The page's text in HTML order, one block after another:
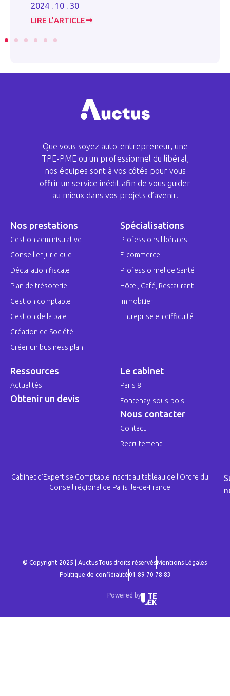
2024 . 10 . 30
LIRE L’ARTICLE
Que vous soyez auto-entrepreneur, une
TPE-PME ou un professionnel du libéral,
nos équipes sont à vos côtés pour vous
offrir un service inédit afin de vous guider
au mieux dans vos projets d’avenir.
Nos prestations
Gestion administrative
Conseiller juridique
Déclaration fiscale
Plan de trésorerie
Gestion comptable
Gestion de la paie
Création de Société
Créer un business plan
Spécialisations
Professions libérales
E-commerce
Professionnel de Santé
Hôtel, Café, Restaurant
Immobilier
Entreprise en difficulté
Ressources
Actualités
Obtenir un devis
Le cabinet
Paris 8
Fontenay-sous-bois
Nous contacter
Contact
Recrutement
Cabinet d’Expertise Comptable inscrit au tableau de l’Ordre du
Conseil régional de Paris Ile-de-France
© Copyright 2025 | AuctusTous droits réservésMentions Légales
Politique de confidialité01 89 70 78 83
Powered by